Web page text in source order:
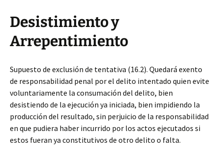
Desistimiento y
Arrepentimiento
Supuesto de exclusión de tentativa (16.2). Quedará exento
de responsabilidad penal por el delito intentado quien evite
voluntariamente la consumación del delito, bien
desistiendo de la ejecución ya iniciada, bien impidiendo la
producción del resultado, sin perjuicio de la responsabilidad
en que pudiera haber incurrido por los actos ejecutados si
estos fueran ya constitutivos de otro delito o falta.